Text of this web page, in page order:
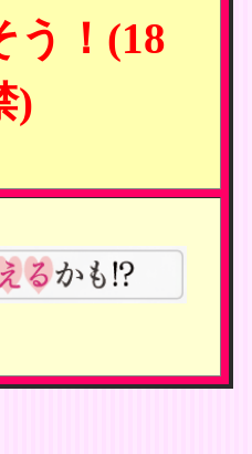
う！(18
)